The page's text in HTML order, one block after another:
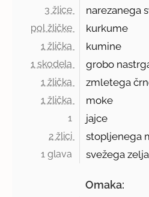
3 žlice narezanega
pol žličke kurkume
1 žlička kumine
1 skodela grobo
1 žlička zmletega
1 žlička moke
1 jajce
2 žlici stopljenega
1 glava svežega zelja
Omaka: